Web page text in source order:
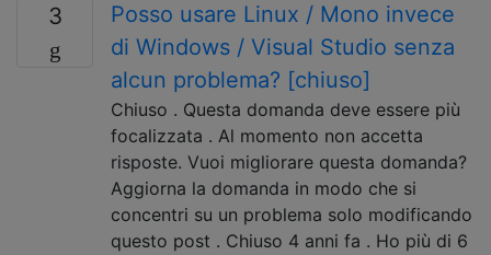
3
Posso usare Linux / Mono invece
di Windows / Visual Studio senza
alcun problema? [chiuso]
Chiuso . Questa domanda deve essere più
focalizzata . Al momento non accetta
risposte. Vuoi migliorare questa domanda?
Aggiorna la domanda in modo che si
concentri su un problema solo modificando
questo post . Chiuso 4 anni fa . Ho più di 6